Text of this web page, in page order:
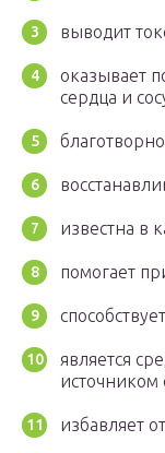
выводит
оказывает
сердца и
известна в
помогает
является
источником
избавляет